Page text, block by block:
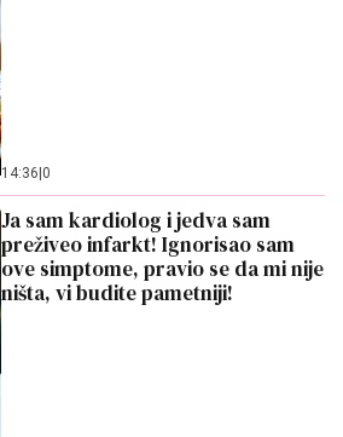
14:36 0
Ja sam kardiolog i jedva sam
preživeo infarkt! Ignorisao sam
ove simptome, pravio se da mi nije
ništa, vi budite pametniji!